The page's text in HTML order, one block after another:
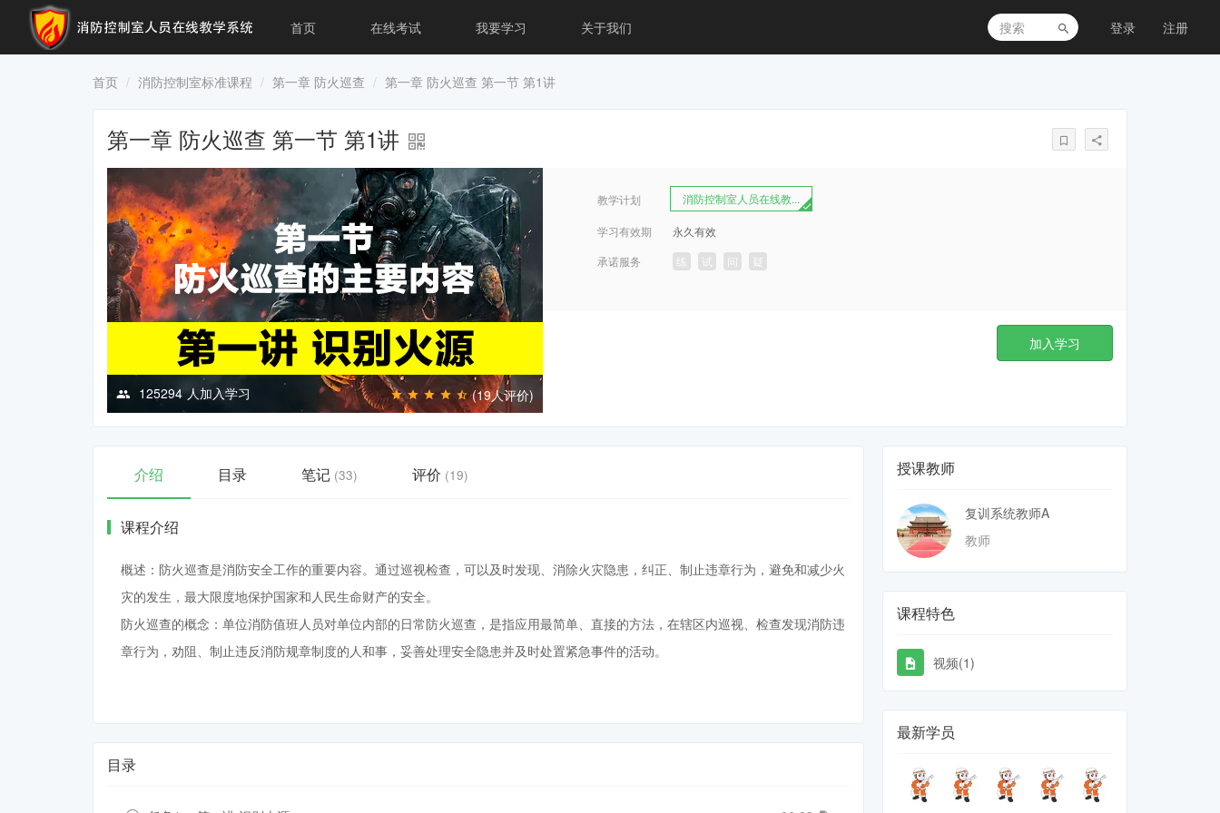
首页 在线考试 我要学习 关于我们 登录 注册
首页 消防控制室标准课程 第一章 防火巡查 第一章 防火巡查 第一节 第1讲
第一章 防火巡查 第一节 第1讲
125294 人加入学习 (19人评价)
教学计划 消防控制室人员在线教...
学习有效期
永久有效
承诺服务
练 试 问 疑
加入学习
介绍 目录 笔记 (33) 评价 (19)
课程介绍
概述：防火巡查是消防安全工作的重要内容。通过巡视检查，可以及时发现、消除火灾隐患，纠正、制止违章行为，避免和减少火
灾的发生，最大限度地保护国家和人民生命财产的安全。
防火巡查的概念：单位消防值班人员对单位内部的日常防火巡查，是指应用最简单、直接的方法，在辖区内巡视、检查发现消防违
章行为，劝阻、制止违反消防规章制度的人和事，妥善处理安全隐患并及时处置紧急事件的活动。
目录
授课教师
复训系统教师A
教师
课程特色
视频(1)
最新学员